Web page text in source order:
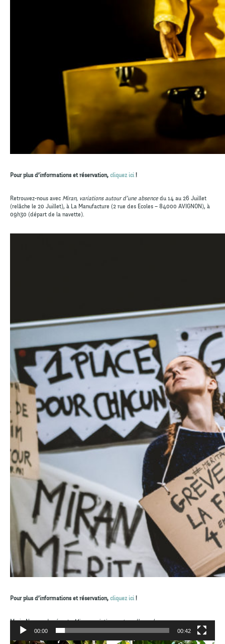
Pour plus d’informations et réservation, cliquez ici !
Retrouvez-nous avec Miran, variations autour d’une absence du 14 au 26 Juillet
(relâche le 20 Juillet), à La Manufacture (2 rue des Ecoles – 84000 AVIGNON), à
09h30 (départ de la navette).
Pour plus d’informations et réservation, cliquez ici !
Marie Normand présenteMiran, variations autour d’une absence:
00:00 00:42